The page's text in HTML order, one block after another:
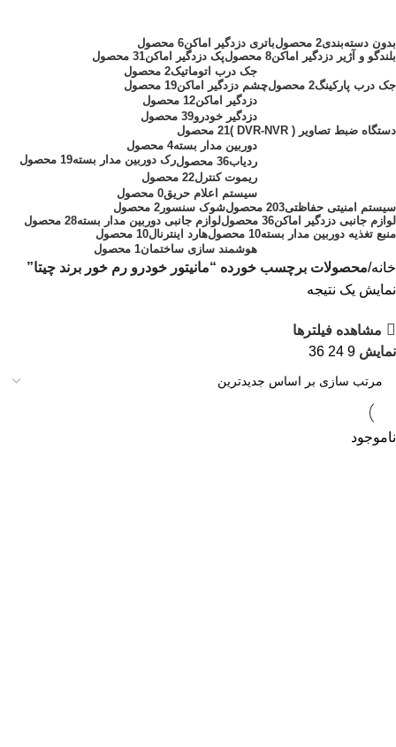
بدون دسته‌بندی2 محصول باتری دزدگیر اماکن6 محصول
بلندگو و آژیر دزدگیر اماکن8 محصول پک دزدگیر اماکن31 محصول
جک درب اتوماتیک2 محصول
جک درب پارکینگ2 محصول چشم دزدگیر اماکن19 محصول
دزدگیر اماکن12 محصول
دزدگیر خودرو39 محصول
دستگاه ضبط تصاویر ( DVR-NVR )
21 محصول
دوربین مدار بسته4 محصول
ردیاب36 محصول رک دوربین مدار بسته19 محصول
ریموت کنترل22 محصول
سیستم اعلام حریق0 محصول
سیستم امنیتی حفاظتی203 محصول شوک سنسور 2 محصول
لوازم جانبی دزدگیر اماکن36 محصول لوازم جانبی دوربین مدار بسته28 محصول
منبع تغذیه دوربین مدار بسته10 محصول هارد اینترنال10 محصول
هوشمند سازی ساختمان1 محصول
خانه محصولات برچسب خورده “مانیتور خودرو رم خور برند چیتا”
نمایش یک نتیجه
مشاهده فیلترها
نمایش 9
24
36
ناموجود